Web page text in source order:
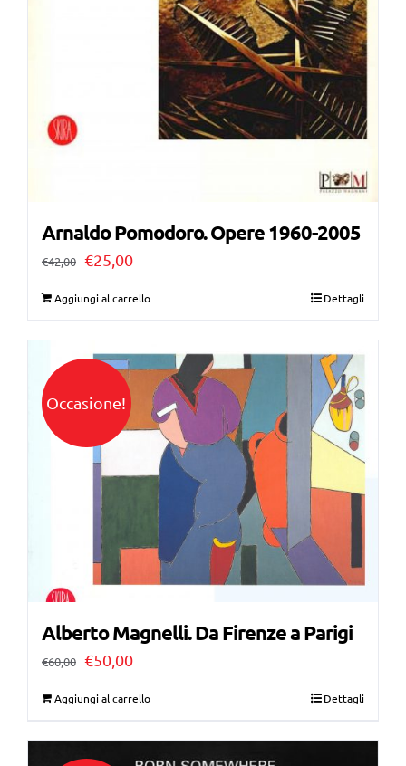
Arnaldo Pomodoro. Opere 1960-2005
€42,00 Il
€42,00.
€25,00Il
€25,00.
Aggiungi al carrello Dettagli
Occasione!
Alberto Magnelli. Da Firenze a Parigi
€60,00 Il
era:
€50,00Il
è:
Aggiungi al carrello Dettagli